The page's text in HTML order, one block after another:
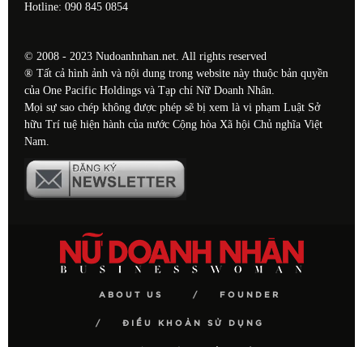
Hotline: 090 845 0854
© 2008 - 2023 Nudoanhnhan.net. All rights reserved
® Tất cả hình ảnh và nội dung trong website này thuộc bản quyền
của One Pacific Holdings và Tạp chí Nữ Doanh Nhân.
Mọi sự sao chép không được phép sẽ bị xem là vi phạm Luật Sở
hữu Trí tuệ hiện hành của nước Cộng hòa Xã hội Chủ nghĩa Việt
Nam.
ABOUT US FOUNDER
ĐIỀU KHOẢN SỬ DỤNG